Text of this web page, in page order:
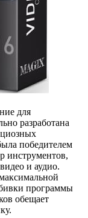
для
разработана
победителем
инструментов,
и аудио.
программы
обещает